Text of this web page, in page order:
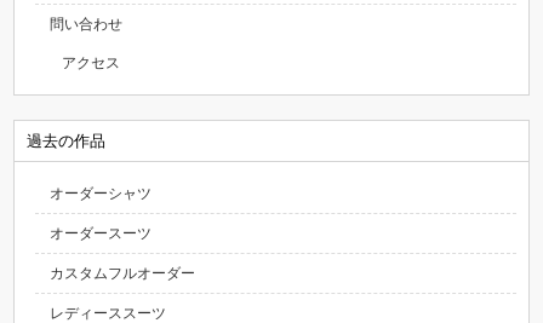
問い合わせ
アクセス
過去の作品
オーダーシャツ
オーダースーツ
カスタムフルオーダー
レディーススーツ